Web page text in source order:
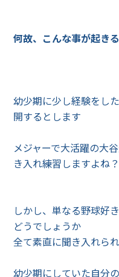
何故、こんな事が起き
幼少期に少し経験をし
開するとします
メジャーで大活躍の大
き入れ練習しますよね？
しかし、単なる野球好
どうでしょうか
全て素直に聞き入れら
幼少期にしていた自分